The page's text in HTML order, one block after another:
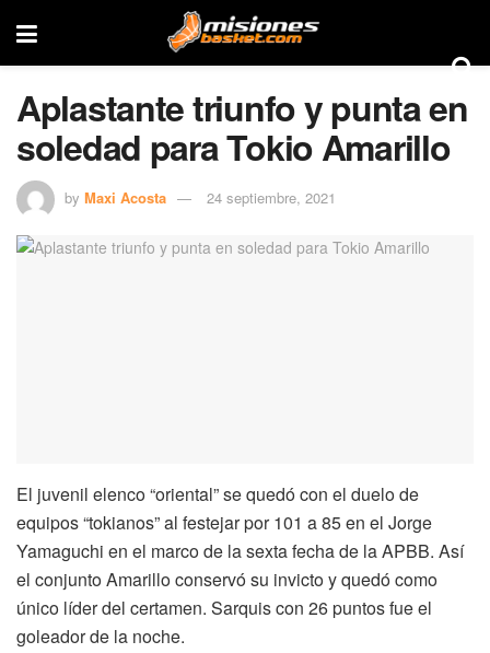
Aplastante triunfo y punta en
soledad para Tokio Amarillo
by Maxi Acosta 24 septiembre, 2021
El juvenil elenco “oriental” se quedó con el duelo de
equipos “tokianos” al festejar por 101 a 85 en el Jorge
Yamaguchi en el marco de la sexta fecha de la APBB. Así
el conjunto Amarillo conservó su invicto y quedó como
único líder del certamen. Sarquis con 26 puntos fue el
goleador de la noche.